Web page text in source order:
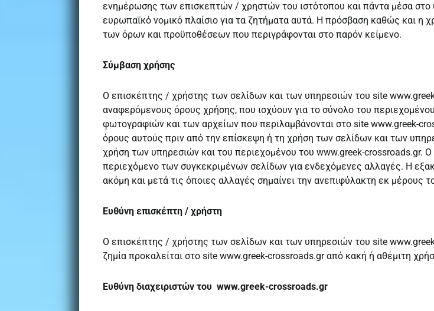
ενημέρωσης των επισκεπτών / χρηστών του ιστότοπου και πάντα μέσα στο
ευρωπαϊκό νομικό πλαίσιο για τα ζητήματα αυτά. Η πρόσβαση καθώς και
των όρων και προϋποθέσεων που περιγράφονται στο παρόν κείμενο.
Σύμβαση χρήσης
Ο επισκέπτης / χρήστης των σελίδων και των υπηρεσιών του site
αναφερόμενους όρους χρήσης, που ισχύουν για το σύνολο του
φωτογραφιών και των αρχείων που περιλαμβάνονται στο site www.greek-
όρους αυτούς πριν από την επίσκεψη ή τη χρήση των σελίδων και των
χρήση των υπηρεσιών και του περιεχομένου του www.greek-crossroads.gr.
περιεχόμενο των συγκεκριμένων σελίδων για ενδεχόμενες αλλαγές. Η
ακόμη και μετά τις όποιες αλλαγές σημαίνει την ανεπιφύλακτη εκ
Ευθύνη επισκέπτη / χρήστη
Ο επισκέπτης / χρήστης των σελίδων και των υπηρεσιών του site
ζημία προκαλείται στο site www.greek-crossroads.gr από κακή ή αθέμιτη
Eυθύνη διαχειριστών του www.greek-crossroads.gr